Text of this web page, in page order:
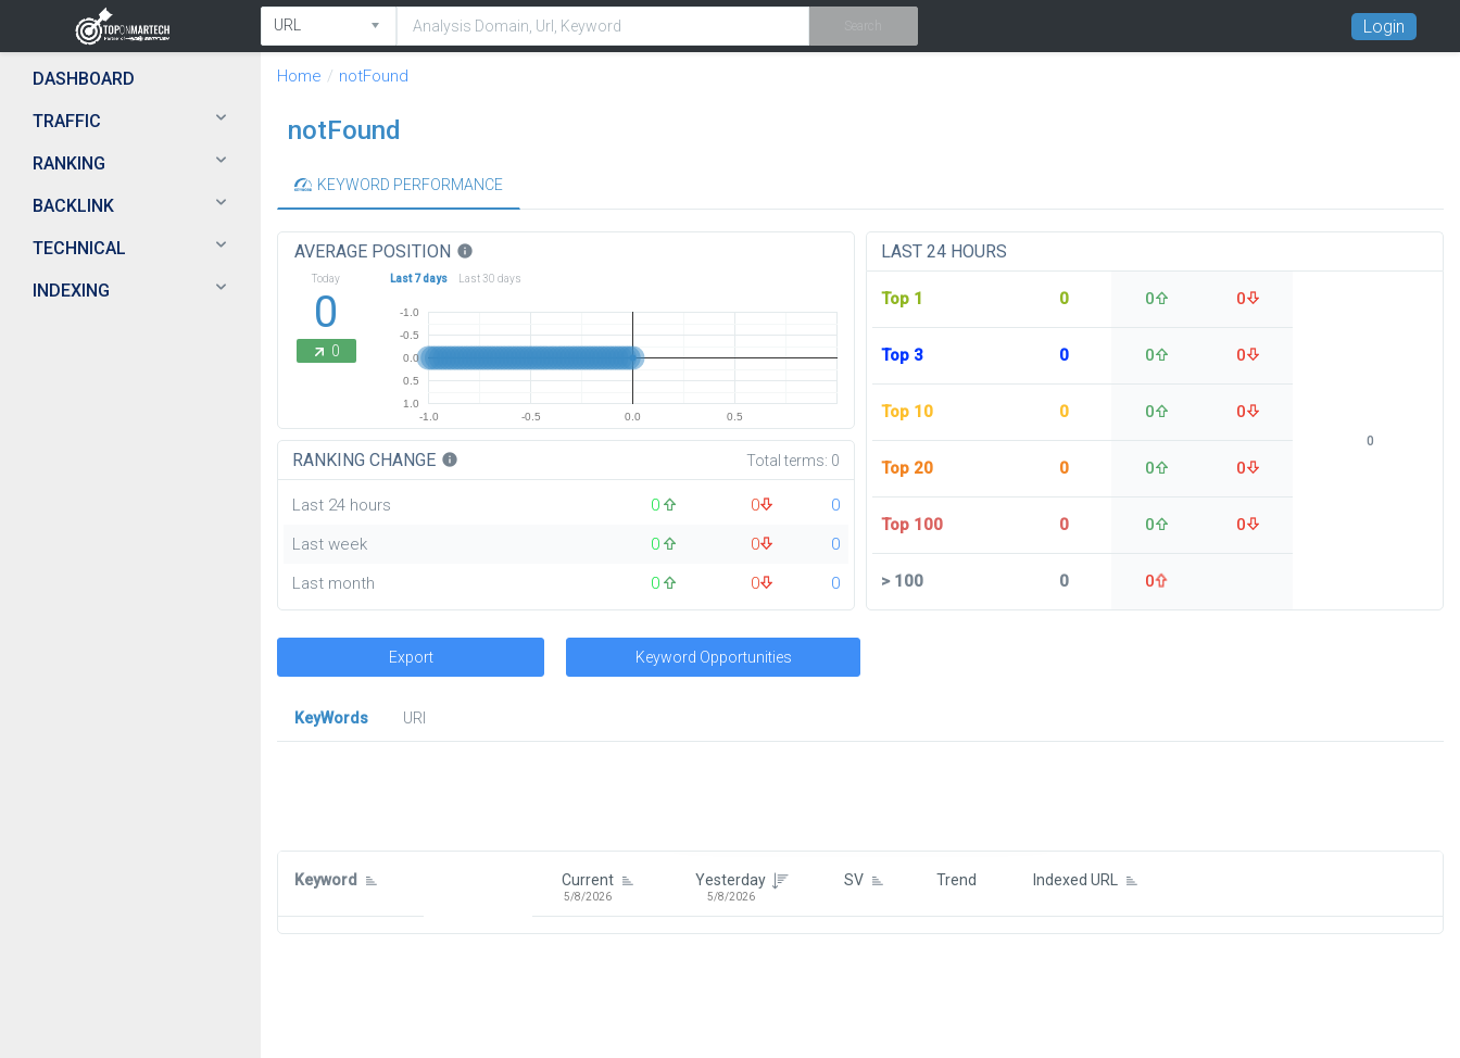
Login
DASHBOARD
TRAFFIC
RANKING
BACKLINK
TECHNICAL
INDEXING
Home notFound
notFound
KEYWORD PERFORMANCE
AVERAGE POSITION info
Today
0
0
Last 7 days Last 30 days
-1.0 -0.5 0.0 0.5
-1.0
-0.5
0.0
0.5
1.0
RANKING CHANGE info Total terms: 0
Last 24 hours 0 0
0
Last week
0 0
0
Last month
0 0 0
LAST 24 HOURS
Top 1 0 0 0
Top 3 0 0 0
Top 10 0 0 0
Top 20 0 0 0
Top 100 0 0 0
>100 0 0
0
Export Keyword Opportunities
KeyWords
URl
Keyword Current
5/8/2026
Yesterday
5/8/2026
SV Trend Indexed URL